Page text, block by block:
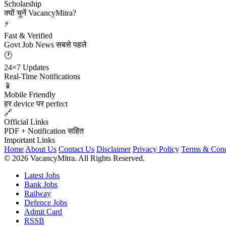
Scholarship
क्यों चुनें VacancyMitra?
⚡
Fast & Verified
Govt Job News सबसे पहले
🕐
24×7 Updates
Real-Time Notifications
📱
Mobile Friendly
हर device पर perfect
🔗
Official Links
PDF + Notification सहित
Important Links
Home About Us Contact Us Disclaimer Privacy Policy Terms &
© 2026 VacancyMitra. All Rights Reserved.
Latest Jobs
Bank Jobs
Railway
Defence Jobs
Admit Card
RSSB